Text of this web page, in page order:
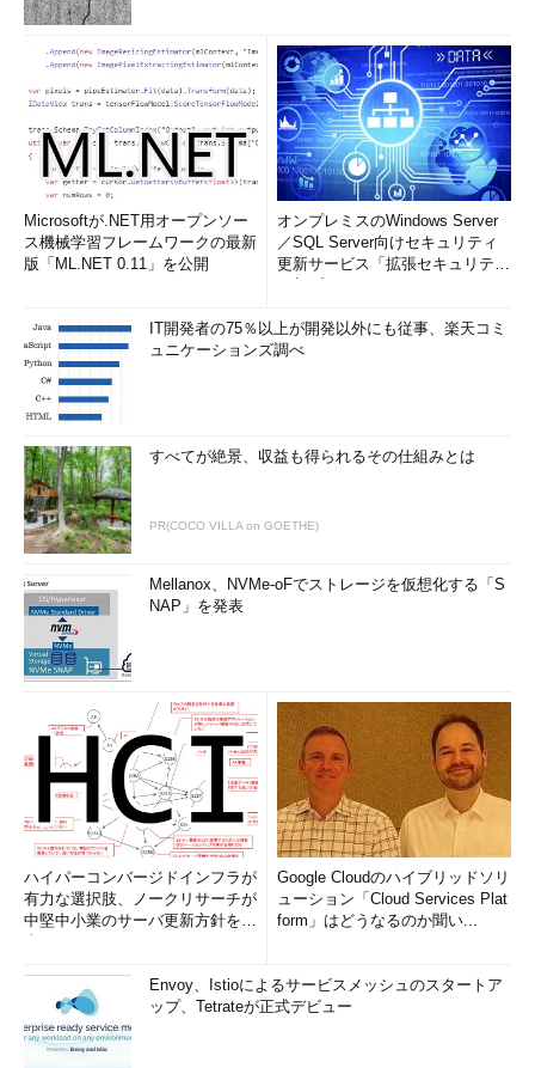
ユーザーセッションの挙動を監視し、挙
動と矛盾するクエリストリング送信を許
さない
WAFを使用した防御については、次回以降で説明する予定だ。
ここでは、パラメータタンパリングの攻撃手法とクエリストリン
グの危険性について理解してほしい。
Cookieポイズニング（Cookie Poisoning）
Microsoftが.NET用オープンソー
ス機械学習フレームワークの最新
版「ML.NET 0.11」を公開
オンプレミスのWindows Server
／SQL Server向けセキュリティ
更新サービス「拡張セキュリティ
IT開発者の75％以上が開発以外にも従事、楽天コミ
ュニケーションズ調べ
すべてが絶景、収益も得られるその仕組みとは
PR(COCO VILLA on GOETHE)
Mellanox、NVMe-oFでストレージを仮想化する「S
NAP」を発表
ハイパーコンバージドインフラが
有力な選択肢、ノークリサーチが
中堅中小業のサーバ更新方針を調
Google Cloudのハイブリッドソリ
ューション「Cloud Services Plat
form」はどうなるのか聞い...
Envoy、Istioによるサービスメッシュのスタートア
ップ、Tetrateが正式デビュー